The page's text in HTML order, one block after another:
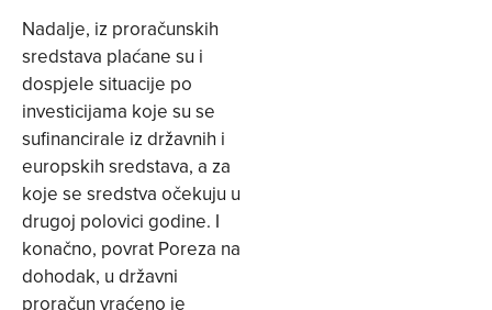
Nadalje, iz proračunskih
sredstava plaćane su i
dospjele situacije po
investicijama koje su se
sufinancirale iz državnih i
europskih sredstava, a za
koje se sredstva očekuju u
drugoj polovici godine. I
konačno, povrat Poreza na
dohodak, u državni
proračun vraćeno je